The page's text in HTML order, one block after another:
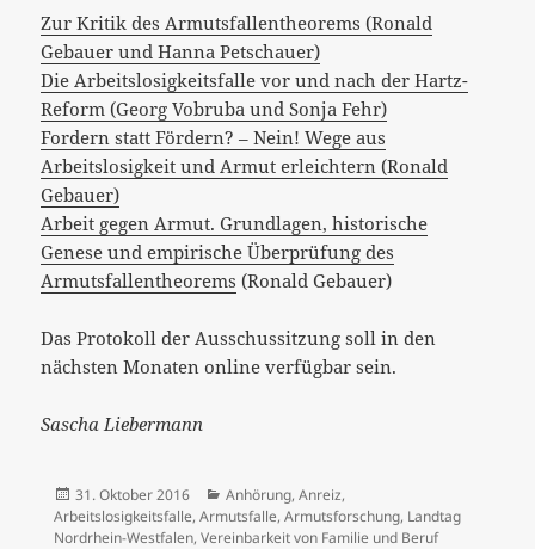
Zur Kritik des Armutsfallentheorems (Ronald
Gebauer und Hanna Petschauer)
Die Arbeitslosigkeitsfalle vor und nach der Hartz-
Reform (Georg Vobruba und Sonja Fehr)
Fordern statt Fördern? – Nein! Wege aus
Arbeitslosigkeit und Armut erleichtern (Ronald
Gebauer)
Arbeit gegen Armut. Grundlagen, historische
Genese und empirische Überprüfung des
Armutsfallentheorems (Ronald Gebauer)
Das Protokoll der Ausschussitzung soll in den
nächsten Monaten online verfügbar sein.
Sascha Liebermann
Veröffentlicht
am
31. Oktober 2016 Kategorien
Anhörung, Anreiz,
Arbeitslosigkeitsfalle, Armutsfalle, Armutsforschung, Landtag
Nordrhein-Westfalen, Vereinbarkeit von Familie und Beruf